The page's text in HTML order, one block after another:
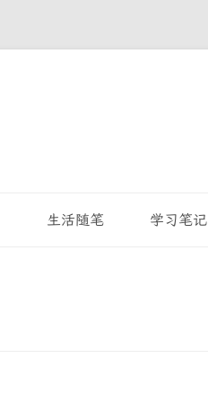
生活随笔 学习笔记